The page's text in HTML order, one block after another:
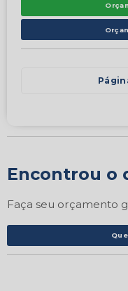
Encontrou o
Faça seu orçamento